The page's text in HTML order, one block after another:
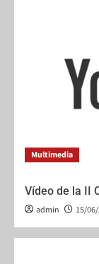
Multimedia
Vídeo de la II
admin 15/